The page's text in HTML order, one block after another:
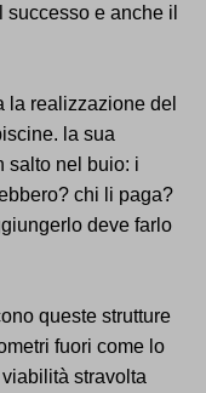
e anche il
la realizzazione del
la sua
salto nel buio: i
chi li paga?
deve farlo
queste strutture
fuori come lo
stravolta